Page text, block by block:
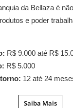
da Bellaza é
e poder
R$ 9.000 até R$
R$ 5.000
12 até 24
Saiba Mais